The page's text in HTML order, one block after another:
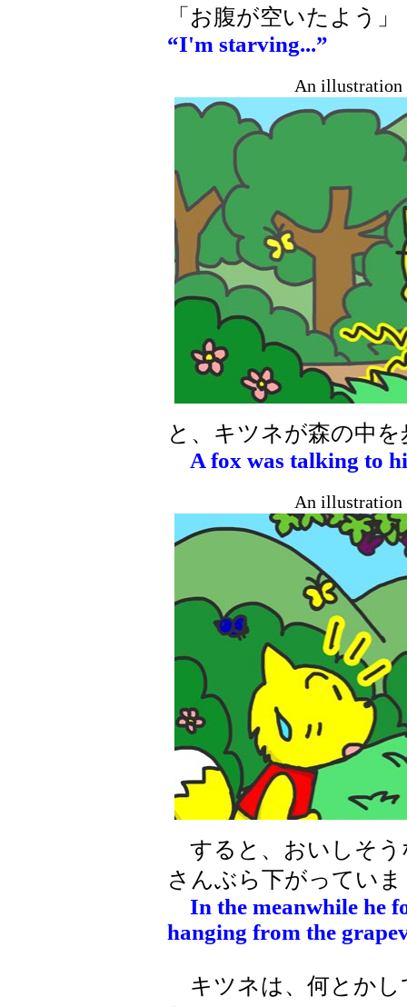
「お腹が空いたよう」
“I'm starving...”
An
と、キツネが森の中
A fox was talking to
An
すると、おいしそう
さんぶら下がってい
In the meanwhile he
hanging from the
キツネは、何とかし